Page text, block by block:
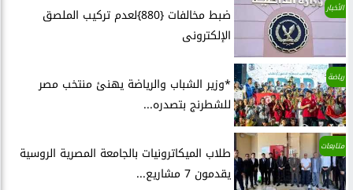
الأخبار
ضبط مخالفات {880}لعدم تركيب الملصق
الإلكترونى
رياضة
*وزير الشباب والرياضة يهنئ منتخب مصر
للشطرنج بتصدره...
متابعات
طلاب الميكاترونيات بالجامعة المصرية الروسية
يقدمون 7 مشاريع...